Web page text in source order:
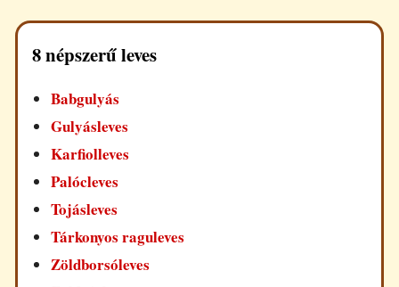
8 népszerű leves
Babgulyás
Gulyásleves
Karfiolleves
Palócleves
Tojásleves
Tárkonyos raguleves
Zöldborsóleves